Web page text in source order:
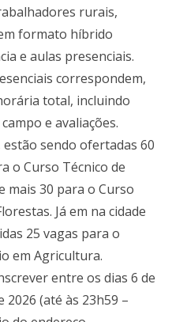
rurais,
formato híbrido
e aulas presenciais.
correspondem,
total, incluindo
e avaliações.
sendo ofertadas 60
o Curso Técnico de
mais 30 para o Curso
Já em na cidade
25 vagas para o
em Agricultura.
entre os dias 6 de
2026 (até às 23h59 –